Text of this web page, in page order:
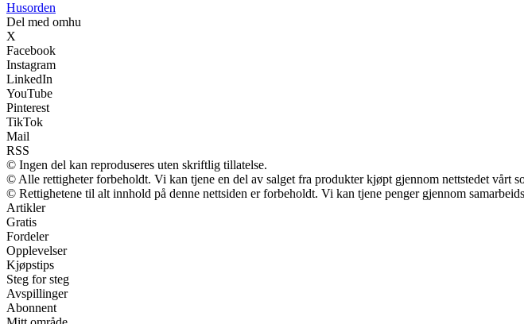
Husorden
Del med omhu
X
Facebook
Instagram
LinkedIn
YouTube
Pinterest
TikTok
Mail
RSS
© Ingen del kan reproduseres uten skriftlig tillatelse.
© Alle rettigheter forbeholdt. Vi kan tjene en del av salget fra produkter kjøpt gjennom nettstedet vårt
© Rettighetene til alt innhold på denne nettsiden er forbeholdt. Vi kan tjene penger gjennom
Artikler
Gratis
Fordeler
Opplevelser
Kjøpstips
Steg for steg
Avspillinger
Abonnent